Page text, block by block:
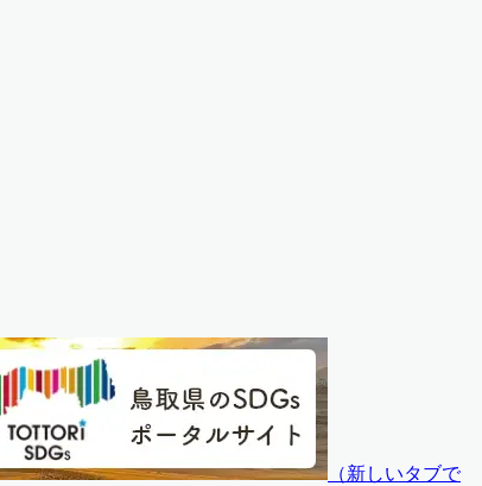
（新しいタブで